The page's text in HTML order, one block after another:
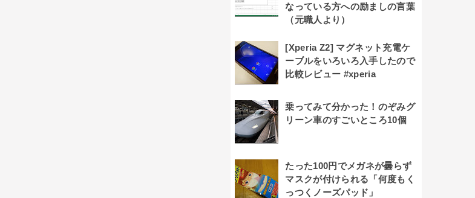
なっている方への励ましの言葉
（元職人より）
[Xperia Z2] マグネット充電ケ
ーブルをいろいろ入手したので
比較レビュー #xperia
乗ってみて分かった！のぞみグ
リーン車のすごいところ10個
たった100円でメガネが曇らず
マスクが付けられる「何度もく
っつくノーズパッド」